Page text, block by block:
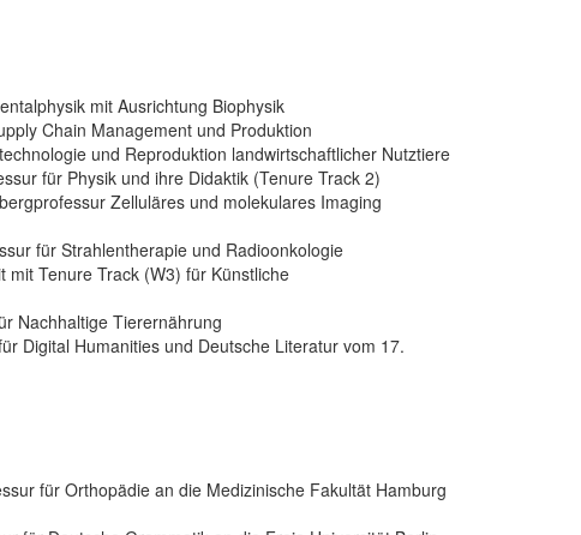
mit Ausrichtung Biophysik
Chain Management und Produktion
und Reproduktion landwirtschaftlicher Nutztiere
für Physik und ihre Didaktik (Tenure Track 2)
Zelluläres und molekulares Imaging
für Strahlentherapie und Radioonkologie
Tenure Track (W3) für Künstliche
Nachhaltige Tierernährung
Digital Humanities und Deutsche Literatur vom 17.
für Orthopädie an die Medizinische Fakultät Hamburg